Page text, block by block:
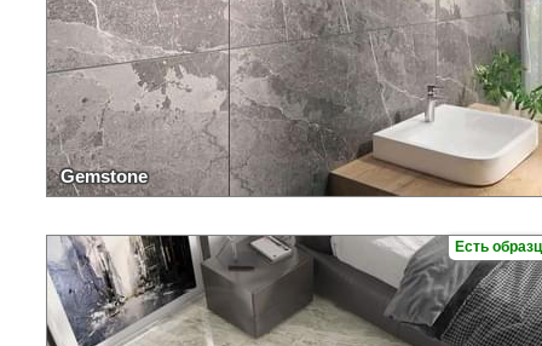
Gemstone
Есть